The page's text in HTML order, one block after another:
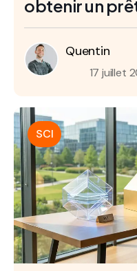
obtenir un
Quentin
17 juillet
SCI